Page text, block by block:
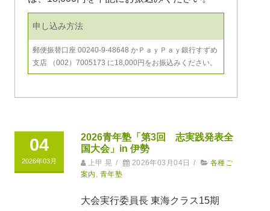
申し込み方法
郵便振替口座 00240-9-48648 かＰａｙＰａｙ銀行すずめ
支店 （002）7005173 に18,000円をお振込みください。
04
2026年03月
2026青年塾「第3回 志実践発表全
国大会」in 伊勢
上甲 晃 / 2026年03月04日 /
各種ご
案内
青年塾
大会実行委員長 東海クラス15期